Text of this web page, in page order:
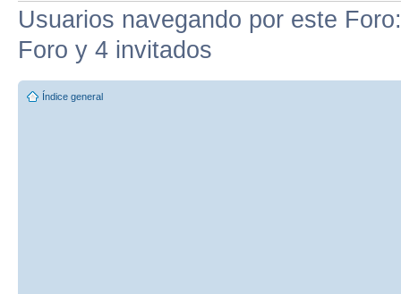
Usuarios navegando por este
Foro y 4 invitados
Índice general